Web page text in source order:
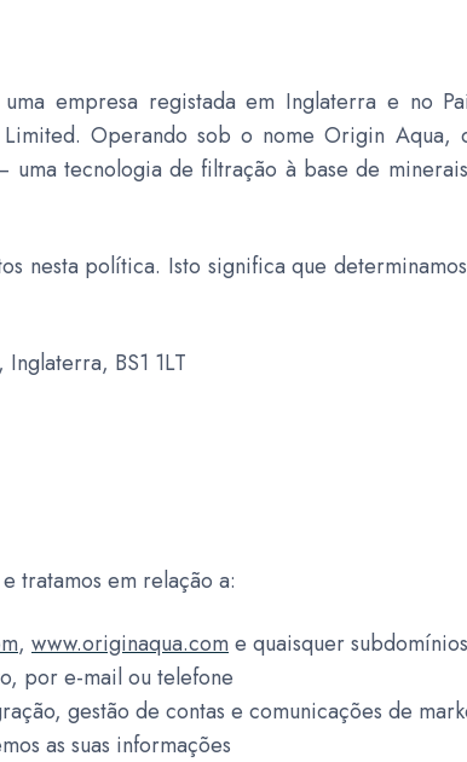
empresa registada em Inglaterra e no
Operando sob o nome Origin Aqua,
uma tecnologia de filtração à base de
nesta política. Isto significa que
BS1 1LT
tratamos em relação a:
, www.originaqua.com e quaisquer
por e-mail ou telefone
gestão de contas e comunicações de
as suas informações